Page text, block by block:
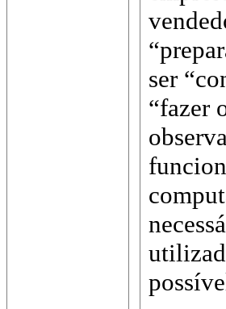
ser
“fazer